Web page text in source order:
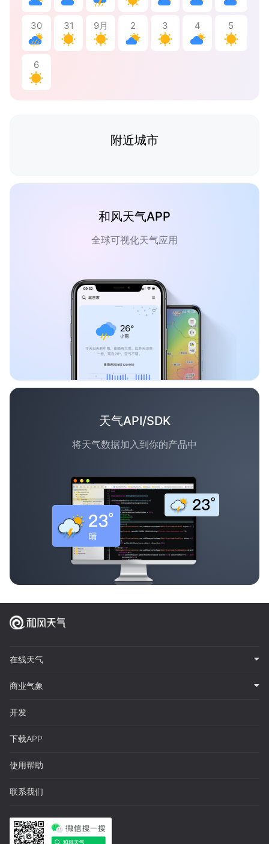
30 31 9月 2 3 4 5
6
附近城市
和风天气APP
全球可视化天气应用
天气API/SDK
将天气数据加入到你的产品中
在线天气
商业气象
开发
下载APP
使用帮助
联系我们